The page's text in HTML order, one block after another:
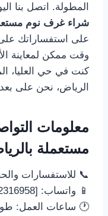
المطولة. اتصل بنا
شراء غرف نوم
على استفساراتك
وقت ممكن لمعاينة
كنت في حي العليا،
الرياض، نحن على
معلومات
مستعملة
📞 للاستفسارات والحجز:
📱 واتساب: [966572316958+]